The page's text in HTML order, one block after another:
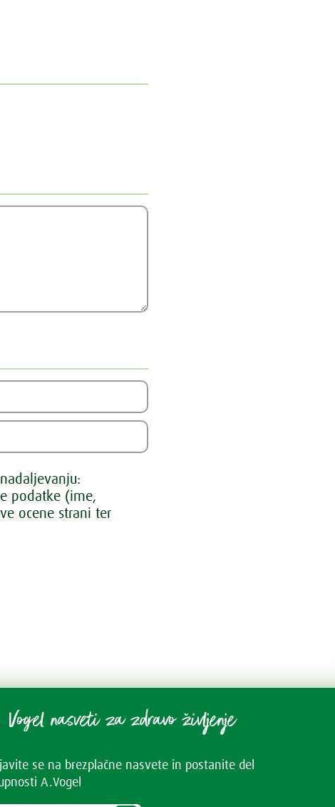
podatke (ime,
ocene strani ter
nasveti za zdravo življenje
se na brezplačne nasvete in postanite del
A.Vogel